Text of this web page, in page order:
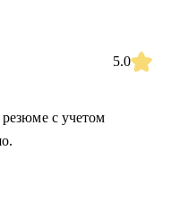
5.0
резюме с учетом